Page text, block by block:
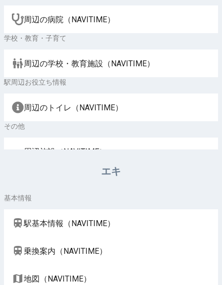
周辺の病院（NAVITIME）
学校・教育・子育て
周辺の学校・教育施設（NAVITIME）
駅周辺お役立ち情報
周辺のトイレ（NAVITIME）
その他
周辺施設（NAVITIME）
エキ
基本情報
駅基本情報（NAVITIME）
乗換案内（NAVITIME）
地図（NAVITIME）